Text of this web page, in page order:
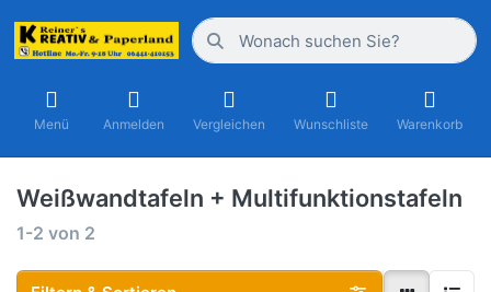
Menü Anmelden Vergleichen Wunschliste Warenkorb
Weißwandtafeln + Multifunktionstafeln
1-2 von 2